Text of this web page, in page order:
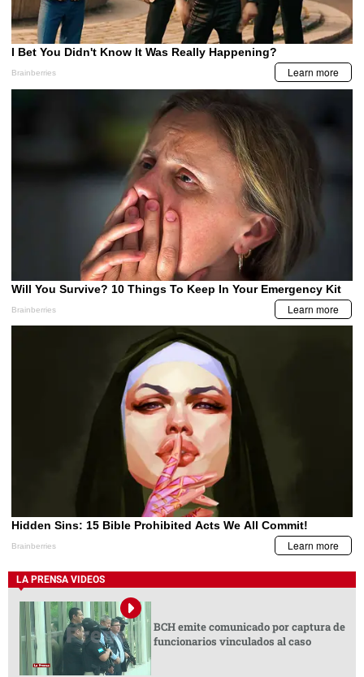
LA PRENSA VIDEOS
BCH emite comunicado por captura de
funcionarios vinculados al caso